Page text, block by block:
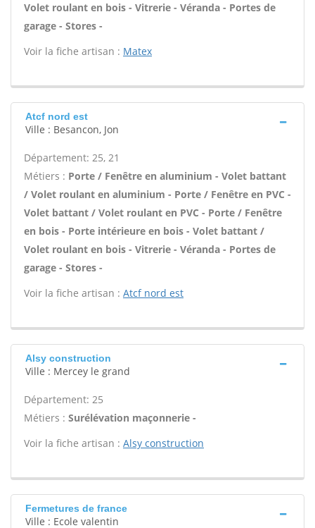
Volet roulant en bois - Vitrerie - Véranda - Portes de
garage - Stores -
Voir la fiche artisan : Matex
Atcf nord est
Ville : Besancon, Jon
Département: 25, 21
Métiers : Porte / Fenêtre en aluminium - Volet battant
/ Volet roulant en aluminium - Porte / Fenêtre en PVC -
Volet battant / Volet roulant en PVC - Porte / Fenêtre
en bois - Porte intérieure en bois - Volet battant /
Volet roulant en bois - Vitrerie - Véranda - Portes de
garage - Stores -
Voir la fiche artisan : Atcf nord est
Alsy construction
Ville : Mercey le grand
Département: 25
Métiers : Surélévation maçonnerie -
Voir la fiche artisan : Alsy construction
Fermetures de france
Ville : Ecole valentin